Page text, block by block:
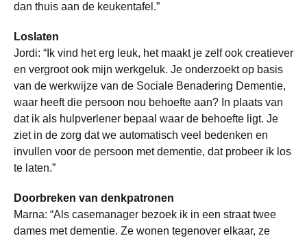
dan thuis aan de keukentafel.”
Loslaten
Jordi: “Ik vind het erg leuk, het maakt je zelf ook creatiever
en vergroot ook mijn werkgeluk. Je onderzoekt op basis
van de werkwijze van de Sociale Benadering Dementie,
waar heeft die persoon nou behoefte aan? In plaats van
dat ik als hulpverlener bepaal waar de behoefte ligt. Je
ziet in de zorg dat we automatisch veel bedenken en
invullen voor de persoon met dementie, dat probeer ik los
te laten.”
Doorbreken van denkpatronen
Marna: “Als casemanager bezoek ik in een straat twee
dames met dementie. Ze wonen tegenover elkaar, ze